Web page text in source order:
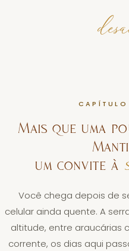
Mais que uma
um convite à
Você chega depois de
celular ainda quente. A
altitude, entre araucárias
corrente, os dias aqui